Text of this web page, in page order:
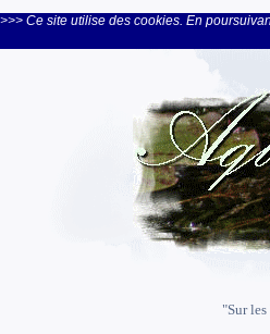
>>> Ce site utilise des cookies. En
"Sur